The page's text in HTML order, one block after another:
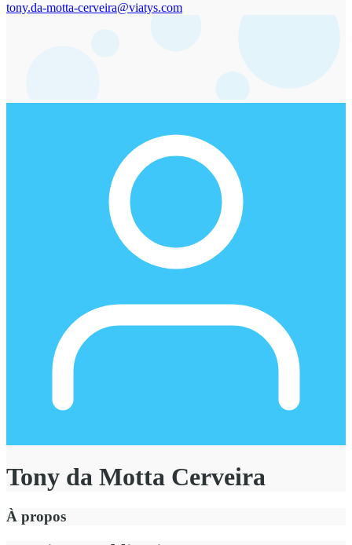
tony.da-motta-cerveira@viatys.com
Tony da Motta Cerveira
À propos